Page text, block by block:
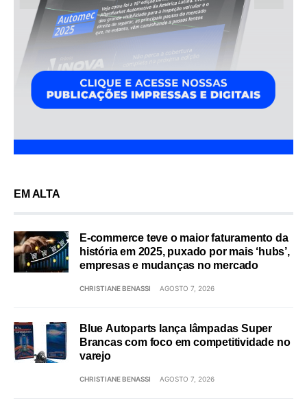
EM ALTA
E-commerce teve o maior faturamento da
história em 2025, puxado por mais ‘hubs’,
empresas e mudanças no mercado
CHRISTIANE BENASSI AGOSTO 7, 2026
Blue Autoparts lança lâmpadas Super
Brancas com foco em competitividade no
varejo
CHRISTIANE BENASSI AGOSTO 7, 2026